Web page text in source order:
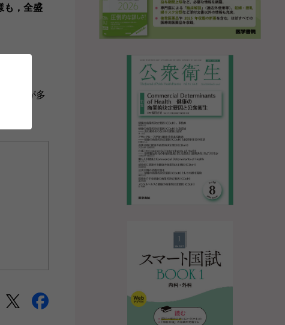
も，全盛
の数が多